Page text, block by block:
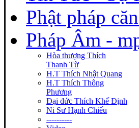
Phật pháp
Pháp Âm -
Hòa thượng Thích
Thanh Từ
H.T Thích Nhật Quang
H.T Thích Thông
Phương
Đại đức Thích Khế Định
Ni Sư Hạnh Chiếu
----------